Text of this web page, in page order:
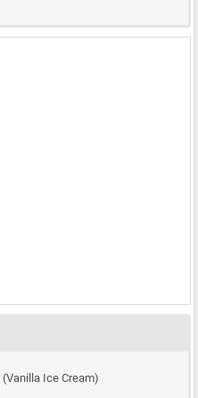
(Vanilla Ice Cream)